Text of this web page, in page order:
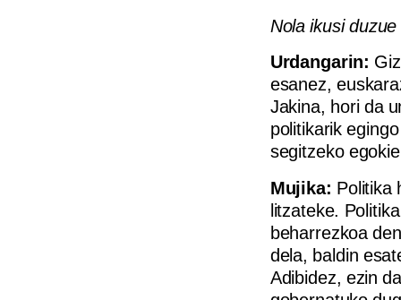
Nola ikusi
Urdangarin:
esanez,
Jakina, hori da
politikarik
segitzeko
Mujika: Politika
litzateke.
beharrezkoa
dela, baldin
Adibidez, ezin